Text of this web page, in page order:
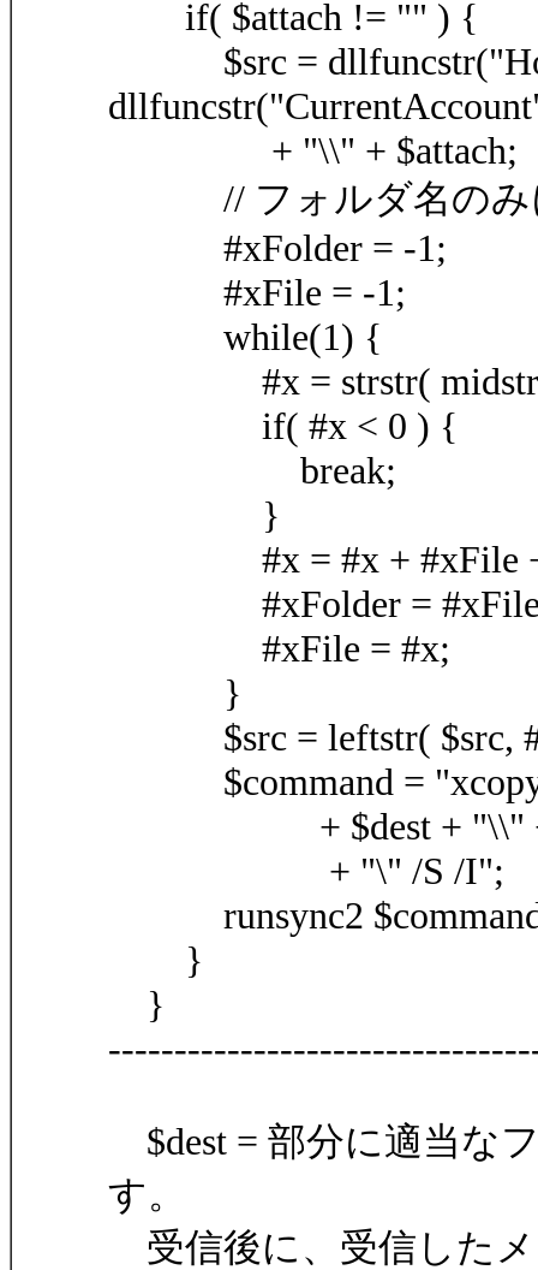
if( $attach != "" ) {
$src =
+ "\\" + $attach;
// フォルダ名のみ
#xFolder = -1;
#xFile = -1;
while(1) {
#x = strstr( midstr(
if( #x < 0 ) {
break;
}
#x = #x + #xFile
#xFolder =
#xFile = #x;
}
$src = leftstr( $src,
$command =
+ $dest + "\\" +
+ "\" /S /I";
runsync2
}
}
$dest = 部分に適当な
す。
受信後に、受信した